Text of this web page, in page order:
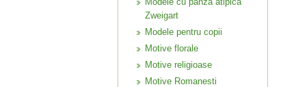
Zweigart
Modele pentru copii
Motive florale
Motive religioase
Motive Romanesti